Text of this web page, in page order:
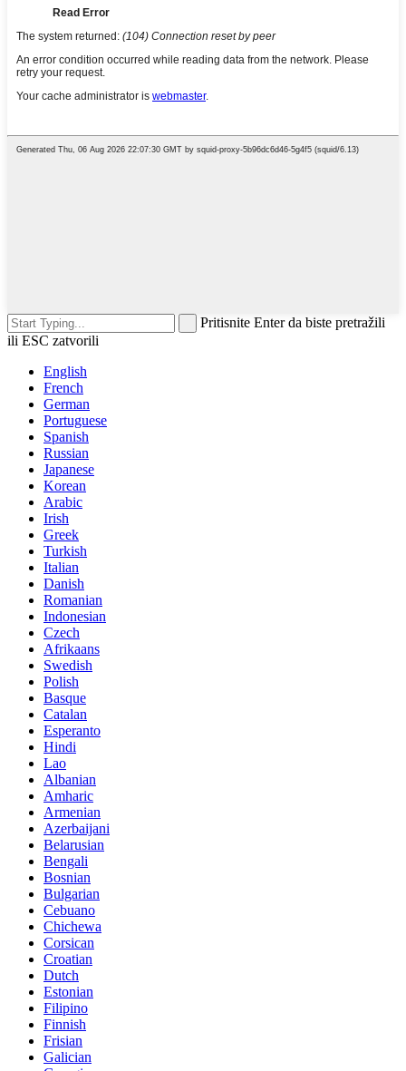
Pritisnite Enter da biste pretražili
ili ESC zatvorili
English
French
German
Portuguese
Spanish
Russian
Japanese
Korean
Arabic
Irish
Greek
Turkish
Italian
Danish
Romanian
Indonesian
Czech
Afrikaans
Swedish
Polish
Basque
Catalan
Esperanto
Hindi
Lao
Albanian
Amharic
Armenian
Azerbaijani
Belarusian
Bengali
Bosnian
Bulgarian
Cebuano
Chichewa
Corsican
Croatian
Dutch
Estonian
Filipino
Finnish
Frisian
Galician